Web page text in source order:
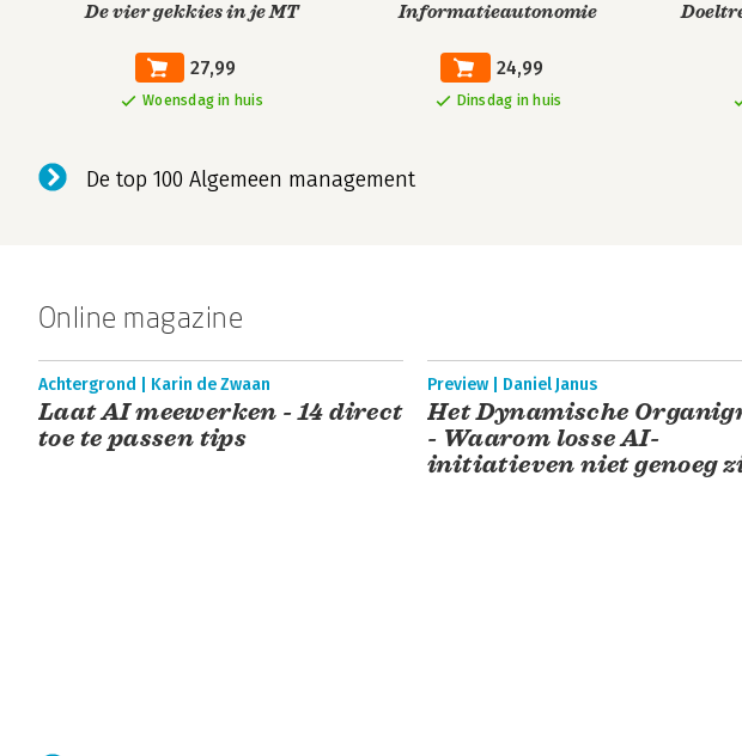
De vier gekkies in je MT
27,99
Woensdag in huis
Informatieautonomie
24,99
Dinsdag in huis
De top 100 Algemeen management
Online magazine
Achtergrond | Karin de Zwaan
Laat AI meewerken - 14 direct
toe te passen tips
Preview | Daniel Janus
Het Dynamische
- Waarom losse AI-
initiatieven niet genoeg